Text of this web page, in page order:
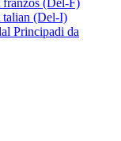
franzos (Del-F)
talian (Del-I)
Principadi da